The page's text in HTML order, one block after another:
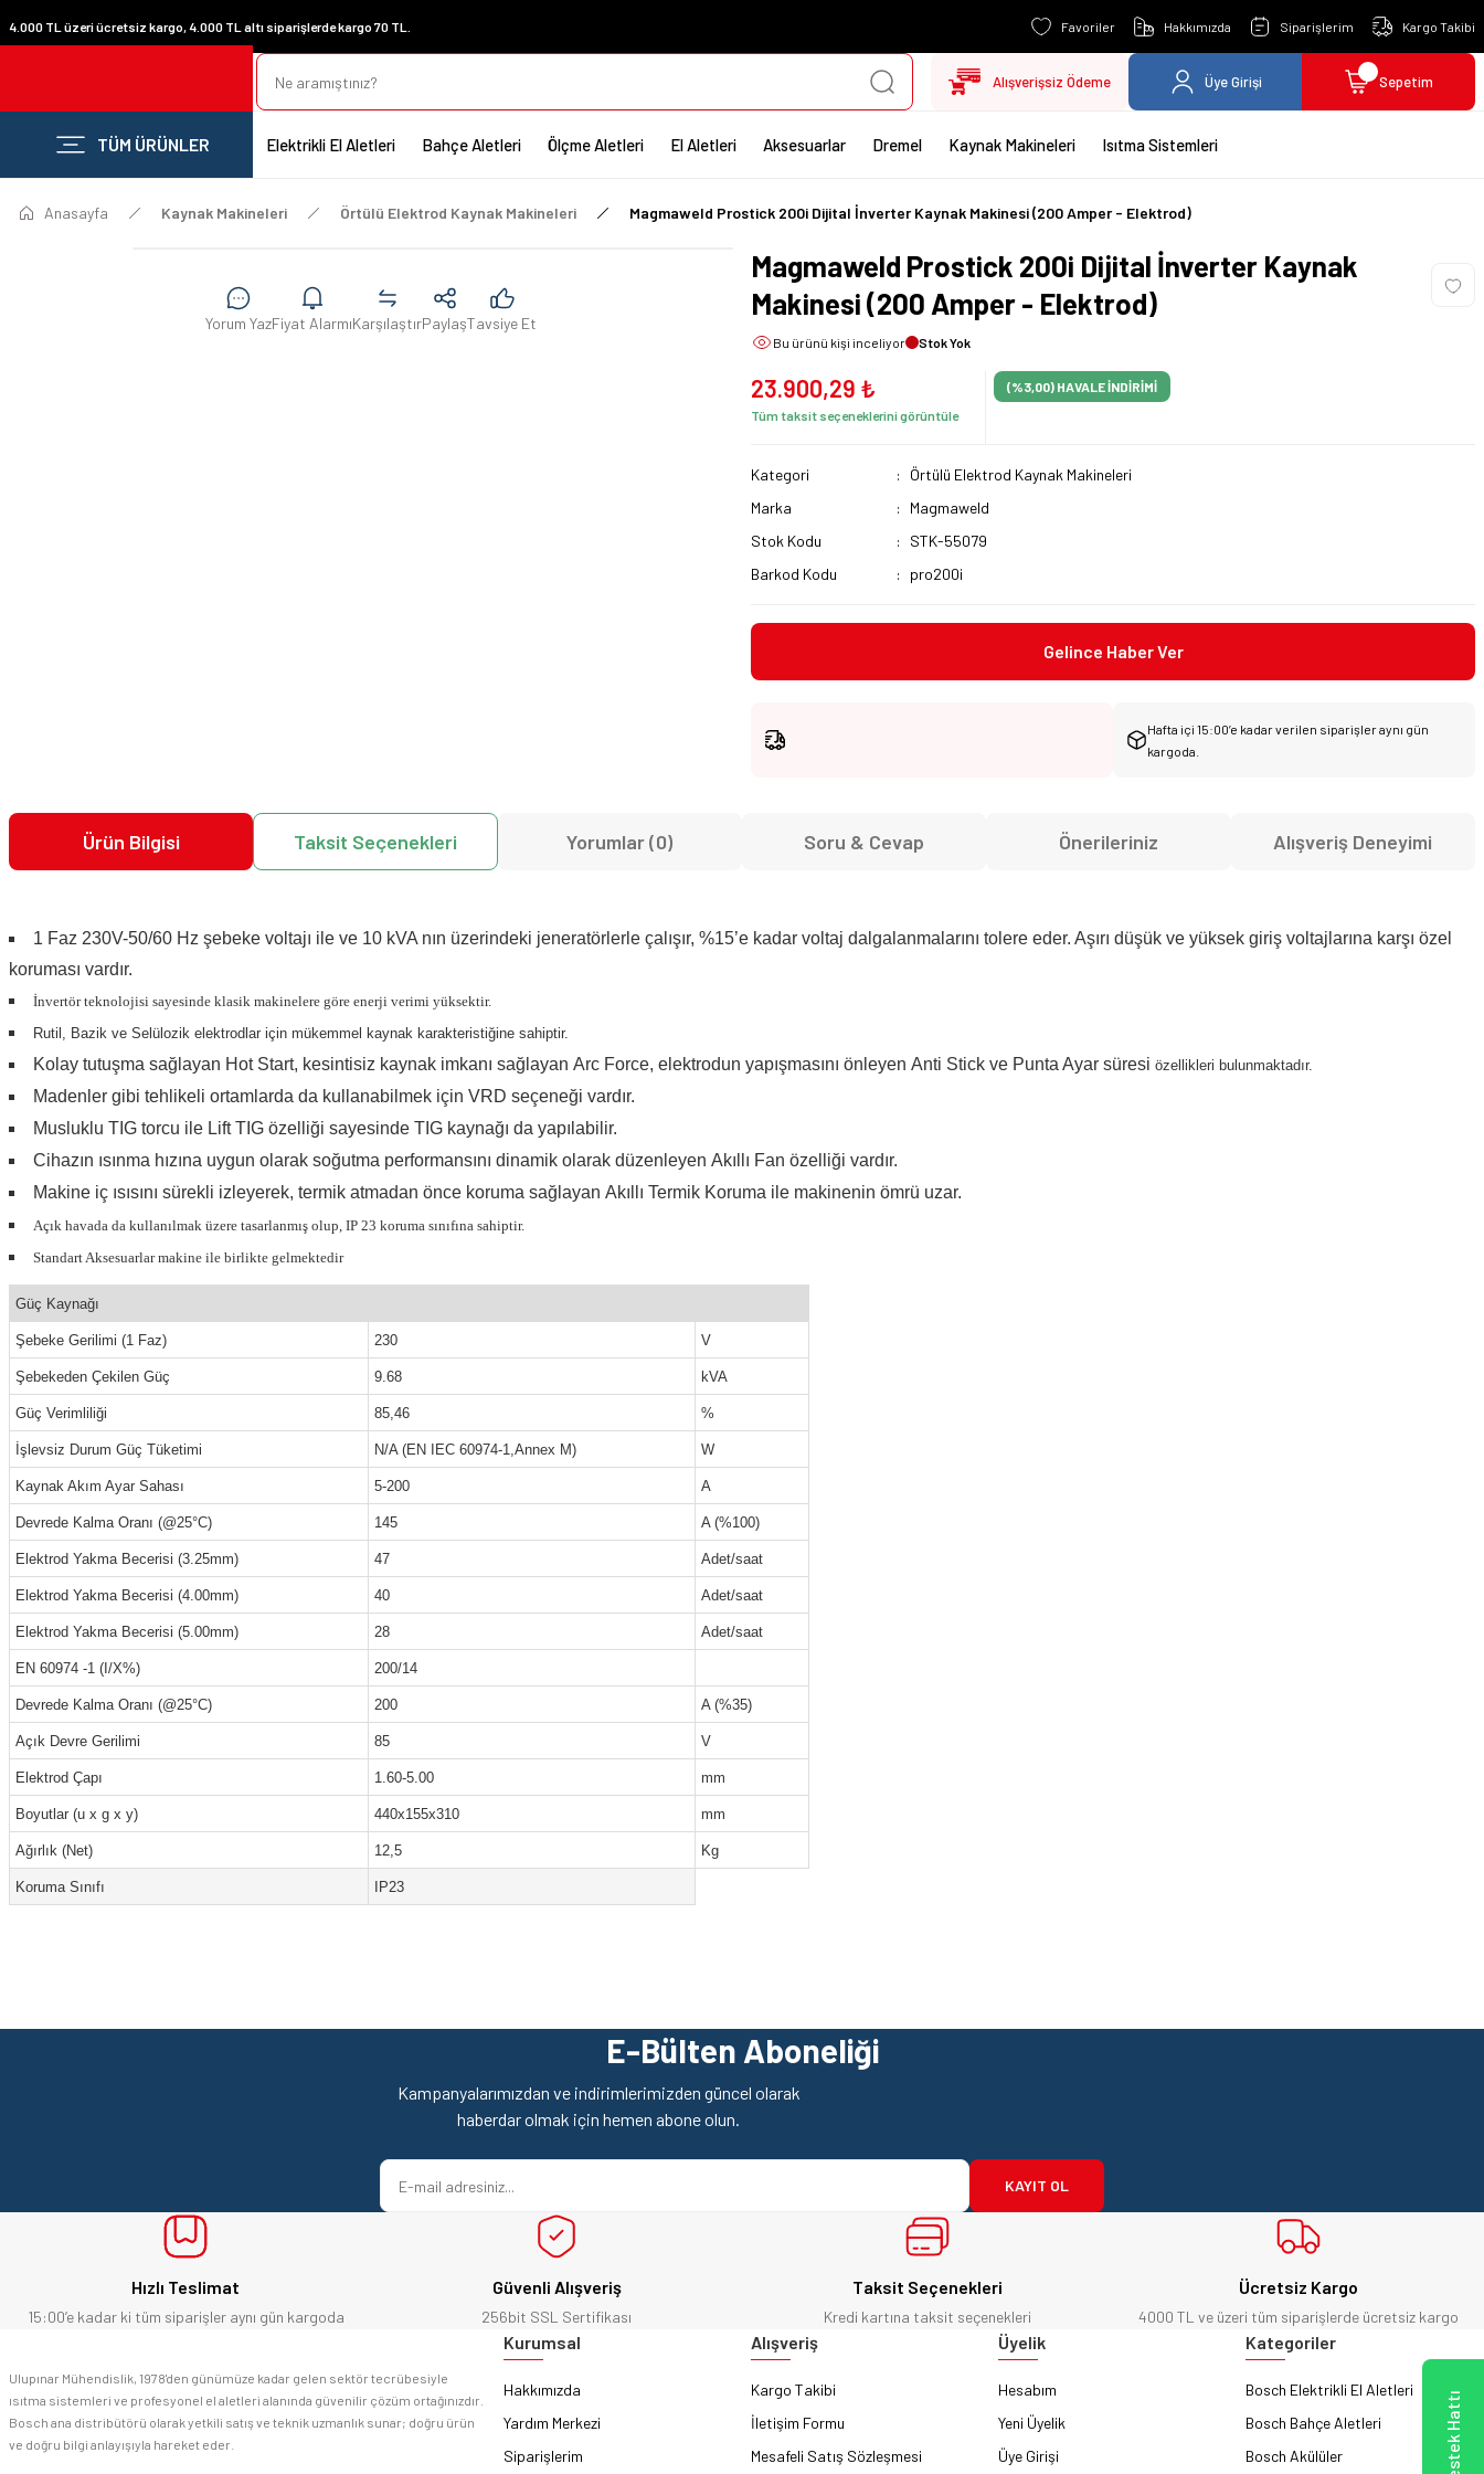
4.000 TL üzeri ücretsiz kargo, 4.000 TL altı siparişlerde kargo 70 TL. Favoriler Hakkımızda Siparişlerim Kargo Takibi
Alışverişsiz Ödeme Üye Girişi Sepetim
TÜM ÜRÜNLER Elektrikli El Aletleri Bahçe Aletleri Ölçme Aletleri El Aletleri Aksesuarlar Dremel Kaynak Makineleri Isıtma Sistemleri
Anasayfa Kaynak Makineleri Örtülü Elektrod Kaynak Makineleri Magmaweld Prostick 200i Dijital İnverter Kaynak Makinesi (200 Amper - Elektrod)
Yorum YazFiyat AlarmıKarşılaştırPaylaşTavsiye Et
Magmaweld Prostick 200i Dijital İnverter Kaynak
Makinesi (200 Amper - Elektrod)
Bu ürünü kişi inceliyor Stok Yok
23.900,29 ₺
Tüm taksit seçeneklerini görüntüle
(%3,00) HAVALE İNDİRİMİ
Kategori
Örtülü Elektrod Kaynak Makineleri
Marka
Magmaweld
Stok Kodu
STK-55079
Barkod Kodu
pro200i
Gelince Haber Ver
Hafta içi 15:00’e kadar verilen siparişler aynı gün
kargoda.
Ürün Bilgisi Taksit Seçenekleri Yorumlar (0) Soru & Cevap Önerileriniz Alışveriş Deneyimi
1 Faz 230V-50/60 Hz şebeke voltajı ile ve 10 kVA nın üzerindeki jeneratörlerle çalışır, %15’e kadar voltaj dalgalanmalarını tolere eder. Aşırı düşük ve yüksek giriş voltajlarına karşı özel
koruması vardır.
İnvertör teknolojisi sayesinde klasik makinelere göre enerji verimi yüksektir.
Rutil, Bazik ve Selülozik elektrodlar için mükemmel kaynak karakteristiğine sahiptir.
Kolay tutuşma sağlayan Hot Start, kesintisiz kaynak imkanı sağlayan Arc Force, elektrodun yapışmasını önleyen Anti Stick ve Punta Ayar süresi özellikleri bulunmaktadır.
Madenler gibi tehlikeli ortamlarda da kullanabilmek için VRD seçeneği vardır.
Musluklu TIG torcu ile Lift TIG özelliği sayesinde TIG kaynağı da yapılabilir.
Cihazın ısınma hızına uygun olarak soğutma performansını dinamik olarak düzenleyen Akıllı Fan özelliği vardır.
Makine iç ısısını sürekli izleyerek, termik atmadan önce koruma sağlayan Akıllı Termik Koruma ile makinenin ömrü uzar.
Açık havada da kullanılmak üzere tasarlanmış olup, IP 23 koruma sınıfına sahiptir.
Standart Aksesuarlar makine ile birlikte gelmektedir
Güç Kaynağı
Şebeke Gerilimi (1 Faz) 230 V
Şebekeden Çekilen Güç 9.68 kVA
Güç Verimliliği 85,46 %
İşlevsiz Durum Güç Tüketimi N/A (EN IEC 60974-1,Annex M) W
Kaynak Akım Ayar Sahası 5-200 A
Devrede Kalma Oranı (@25°C) 145 A (%100)
Elektrod Yakma Becerisi (3.25mm) 47 Adet/saat
Elektrod Yakma Becerisi (4.00mm) 40 Adet/saat
Elektrod Yakma Becerisi (5.00mm) 28 Adet/saat
EN 60974 -1 (I/X%) 200/14
Devrede Kalma Oranı (@25°C) 200 A (%35)
Açık Devre Gerilimi 85 V
Elektrod Çapı 1.60-5.00 mm
Boyutlar (u x g x y) 440x155x310 mm
Ağırlık (Net) 12,5 Kg
Koruma Sınıfı IP23
Yorum Yaz
Soru Sor
Bosch marka alet alacaksam kesinlikle adresim Ulupınar.com.tr
M... K... | 04/05/2026
E-Bülten Aboneliği
Kampanyalarımızdan ve indirimlerimizden güncel olarak
haberdar olmak için hemen abone olun.
KAYIT OL
Hızlı Teslimat
15:00’e kadar ki tüm siparişler aynı gün kargoda
Güvenli Alışveriş
256bit SSL Sertifikası
Taksit Seçenekleri
Kredi kartına taksit seçenekleri
Ücretsiz Kargo
4000 TL ve üzeri tüm siparişlerde ücretsiz kargo
Ulupınar Mühendislik, 1978'den günümüze kadar gelen sektör tecrübesiyle
ısıtma sistemleri ve profesyonel el aletleri alanında güvenilir çözüm ortağınızdır.
Bosch ana distribütörü olarak yetkili satış ve teknik uzmanlık sunar; doğru ürün
ve doğru bilgi anlayışıyla hareket eder.
Kurumsal
Hakkımızda
Yardım Merkezi
Siparişlerim
Alışveriş
Kargo Takibi
İletişim Formu
Mesafeli Satış Sözleşmesi
Üyelik
Hesabım
Yeni Üyelik
Üye Girişi
Kategoriler
Bosch Elektrikli El Aletleri
Bosch Bahçe Aletleri
Bosch Akülüler